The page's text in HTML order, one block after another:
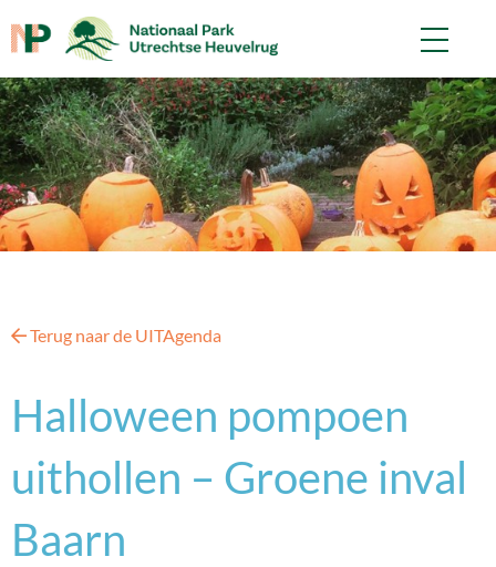
Terug naar de UITAgenda
Halloween pompoen
uithollen – Groene inval
Baarn